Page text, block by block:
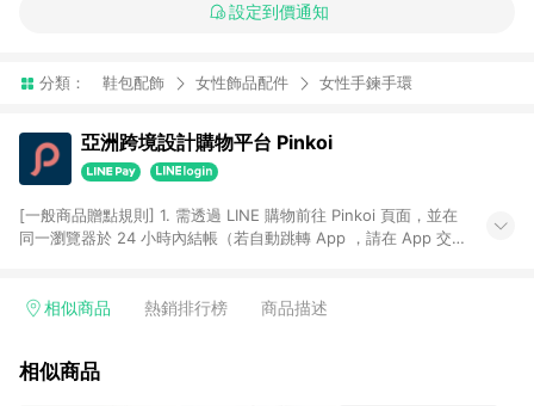
設定到價通知
分類： 鞋包配飾 女性飾品配件 女性手鍊手環
亞洲跨境設計購物平台 Pinkoi
[一般商品贈點規則] 1. 需透過 LINE 購物前往 Pinkoi 頁面，並在
同一瀏覽器於 24 小時內結帳（若自動跳轉 App ，請在 App 交
回饋訂單不得享有 Pinkoi 站方優惠，例如首購優惠，P coins，
行為，不具贈點資格，部分退款不在此限。 6. APP 請更新至
相似商品 熱銷排行榜 商品描述
相似商品